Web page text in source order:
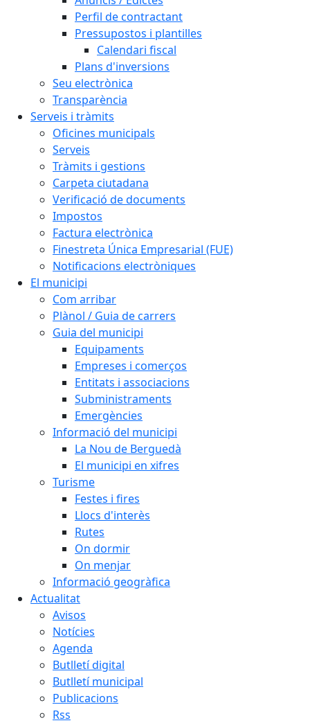
Perfil de contractant
Pressupostos i plantilles
Calendari fiscal
Plans d'inversions
Seu electrònica
Transparència
Serveis i tràmits
Oficines municipals
Serveis
Tràmits i gestions
Carpeta ciutadana
Verificació de documents
Impostos
Factura electrònica
Finestreta Única Empresarial (FUE)
Notificacions electròniques
El municipi
Com arribar
Plànol / Guia de carrers
Guia del municipi
Equipaments
Empreses i comerços
Entitats i associacions
Subministraments
Emergències
Informació del municipi
La Nou de Berguedà
El municipi en xifres
Turisme
Festes i fires
Llocs d'interès
Rutes
On dormir
On menjar
Informació geogràfica
Actualitat
Avisos
Notícies
Agenda
Butlletí digital
Butlletí municipal
Publicacions
Rss